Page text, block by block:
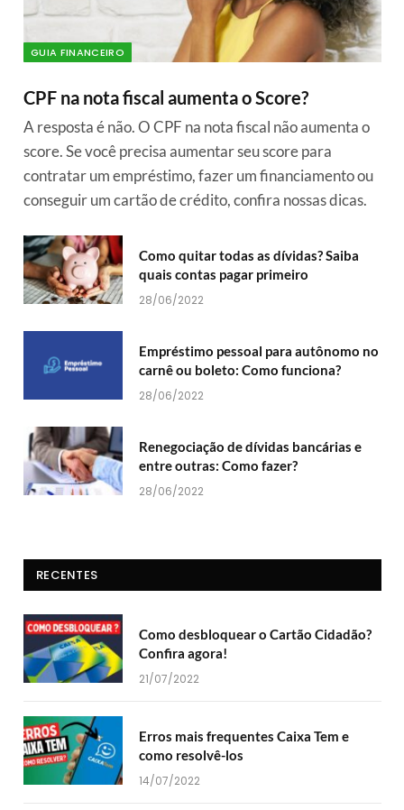
GUIA FINANCEIRO
CPF na nota fiscal aumenta o Score?
A resposta é não. O CPF na nota fiscal não aumenta o
score. Se você precisa aumentar seu score para
contratar um empréstimo, fazer um financiamento ou
conseguir um cartão de crédito, confira nossas dicas.
Como quitar todas as dívidas? Saiba
quais contas pagar primeiro
28/06/2022
Empréstimo pessoal para autônomo no
carnê ou boleto: Como funciona?
28/06/2022
Renegociação de dívidas bancárias e
entre outras: Como fazer?
28/06/2022
RECENTES
Como desbloquear o Cartão Cidadão?
Confira agora!
21/07/2022
Erros mais frequentes Caixa Tem e
como resolvê-los
14/07/2022